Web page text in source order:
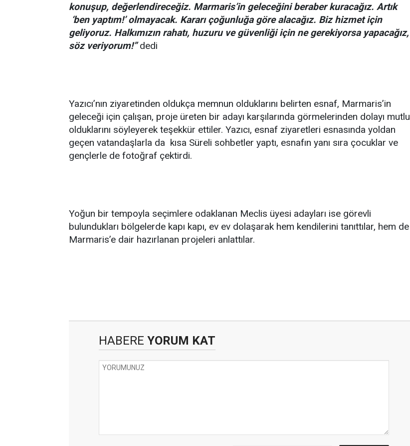
konuşup, değerlendireceğiz. Marmaris’in geleceğini beraber kuracağız. Artık
‘ben yaptım!’ olmayacak. Kararı çoğunluğa göre alacağız. Biz hizmet için
geliyoruz. Halkımızın rahatı, huzuru ve güvenliği için ne gerekiyorsa yapacağız,
söz veriyorum!”dedi
Yazıcı’nın ziyaretinden oldukça memnun olduklarını belirten esnaf, Marmaris’in
geleceği için çalışan, proje üreten bir adayı karşılarında görmelerinden dolayı mutlu
olduklarını söyleyerek teşekkür ettiler. Yazıcı, esnaf ziyaretleri esnasında yoldan
geçen vatandaşlarla da kısa Süreli sohbetler yaptı, esnafın yanı sıra çocuklar ve
gençlerle de fotoğraf çektirdi.
Yoğun bir tempoyla seçimlere odaklanan Meclis üyesi adayları ise görevli
bulundukları bölgelerde kapı kapı, ev ev dolaşarak hem kendilerini tanıttılar, hem de
Marmaris’e dair hazırlanan projeleri anlattılar.
HABERE YORUM KAT